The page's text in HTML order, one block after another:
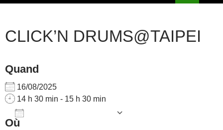
CLICK’N DRUMS@TAIPEI
Quand
16/08/2025
14 h 30 min - 15 h 30 min
Où